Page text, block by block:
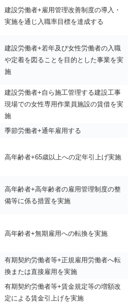
建設労働者+雇用管理改善制度の導入・
実施を通じ入職率目標を達成する
建設労働者+若年及び女性労働者の入職
や定着を図ることを目的とした事業を実
施
建設労働者+自ら施工管理する建設工事
現場での女性専用作業員施設の賃借を実
施
季節労働者+通年雇用する
高年齢者+65歳以上への定年引上げ実施
高年齢者+高年齢者の雇用管理制度の整
備等に係る措置を実施
高年齢者+無期雇用への転換を実施
有期契約労働者等+正規雇用労働者へ転
換または直接雇用を実施
有期契約労働者等+賃金規定等の増額改
定による賃金引上げを実施